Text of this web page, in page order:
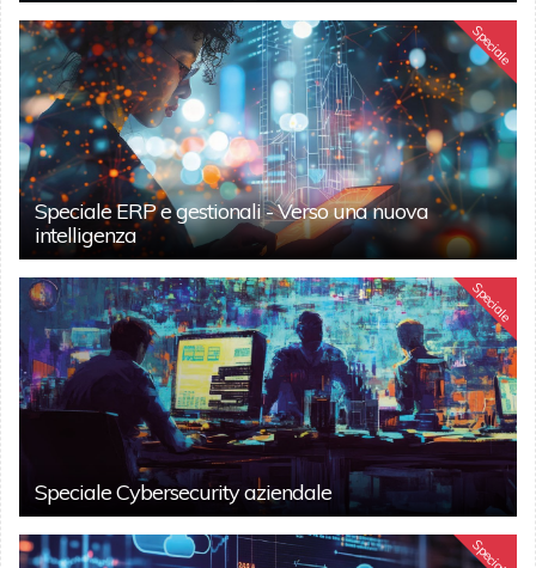
Speciale
Speciale ERP e gestionali - Verso una nuova
intelligenza
Speciale
Speciale Cybersecurity aziendale